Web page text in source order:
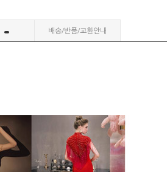
배송/반품/교환안내